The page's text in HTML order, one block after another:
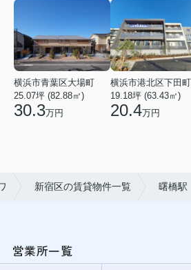
横浜市青葉区大場町
25.07坪 (82.88㎡)
30.3万円
19.18坪 (63.43㎡)
20.4万円
新宿区の賃貸物件一覧 曙橋駅
営業所一覧